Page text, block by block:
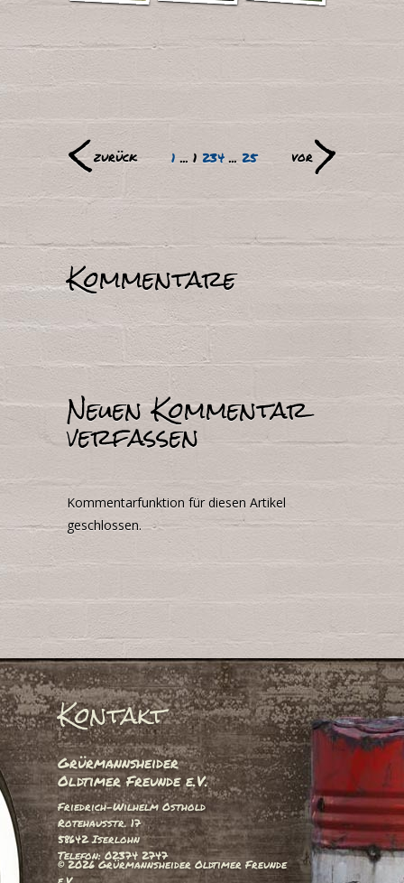
<zurück 1 ... 1 234 ... 25 vor>
Kommentare
Neuen Kommentar
verfassen
Kommentarfunktion für diesen Artikel
geschlossen.
Kontakt
Grürmannsheider
Oldtimer Freunde e.V.
Friedrich-Wilhelm Osthold
Rotehausstr. 17
58642 Iserlohn
Telefon: 02374 2747
© 2026 Grürmannsheider Oldtimer Freunde